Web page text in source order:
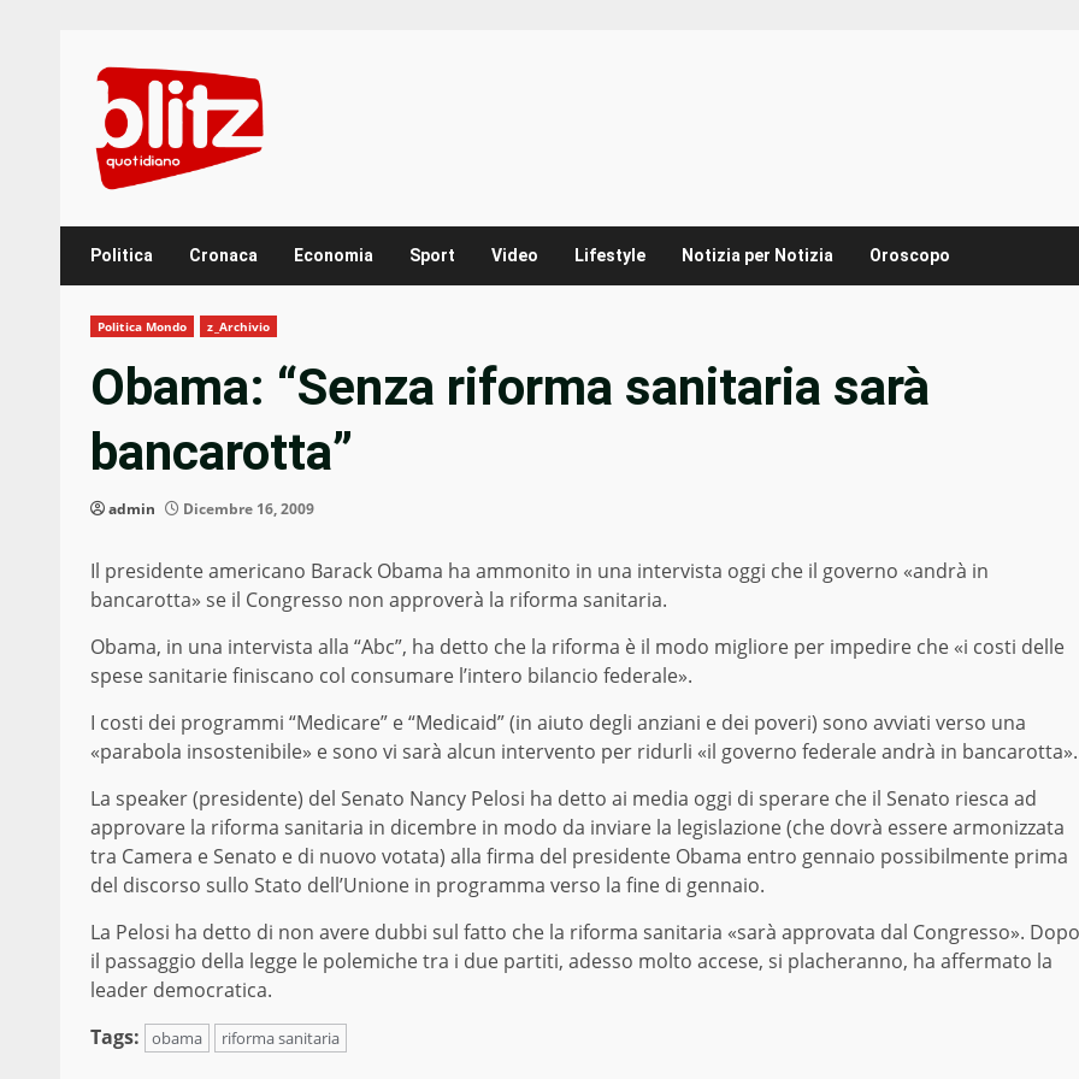
content
Politica Cronaca Economia Sport Video Lifestyle Notizia per Notizia Oroscopo
Politica Mondo z_Archivio
Obama: “Senza riforma sanitaria sarà
bancarotta”
admin Dicembre 16, 2009
Il presidente americano Barack Obama ha ammonito in una intervista oggi che il governo «andrà in
bancarotta» se il Congresso non approverà la riforma sanitaria.
Obama, in una intervista alla “Abc”, ha detto che la riforma è il modo migliore per impedire che «i costi delle
spese sanitarie finiscano col consumare l’intero bilancio federale».
I costi dei programmi “Medicare” e “Medicaid” (in aiuto degli anziani e dei poveri) sono avviati verso una
«parabola insostenibile» e sono vi sarà alcun intervento per ridurli «il governo federale andrà in bancarotta».
La speaker (presidente) del Senato Nancy Pelosi ha detto ai media oggi di sperare che il Senato riesca ad
approvare la riforma sanitaria in dicembre in modo da inviare la legislazione (che dovrà essere armonizzata
tra Camera e Senato e di nuovo votata) alla firma del presidente Obama entro gennaio possibilmente prima
del discorso sullo Stato dell’Unione in programma verso la fine di gennaio.
La Pelosi ha detto di non avere dubbi sul fatto che la riforma sanitaria «sarà approvata dal Congresso». Dopo
il passaggio della legge le polemiche tra i due partiti, adesso molto accese, si placheranno, ha affermato la
leader democratica.
Tags:
obama riforma sanitaria